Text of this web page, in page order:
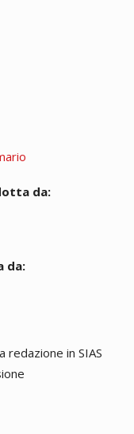
da:
da:
redazione in SIAS